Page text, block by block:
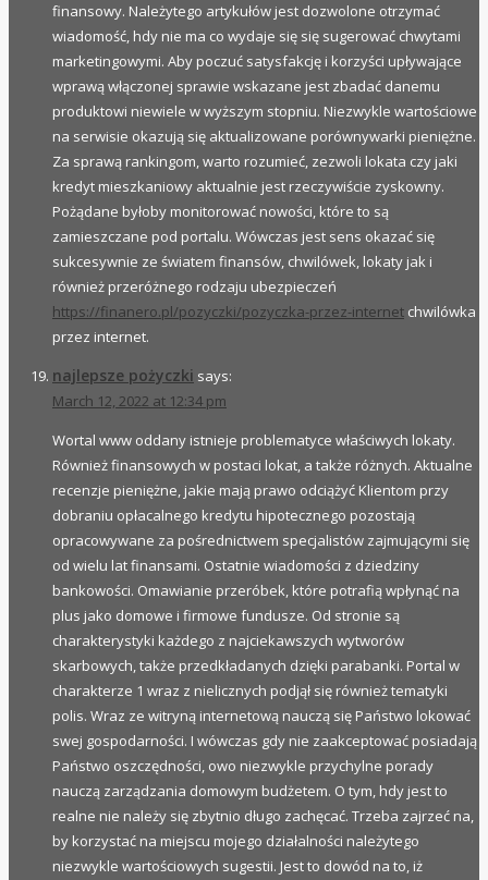
finansowy. Należytego artykułów jest dozwolone otrzymać
wiadomość, hdy nie ma co wydaje się się sugerować chwytami
marketingowymi. Aby poczuć satysfakcję i korzyści upływające
wprawą włączonej sprawie wskazane jest zbadać danemu
produktowi niewiele w wyższym stopniu. Niezwykle wartościowe
na serwisie okazują się aktualizowane porównywarki pieniężne.
Za sprawą rankingom, warto rozumieć, zezwoli lokata czy jaki
kredyt mieszkaniowy aktualnie jest rzeczywiście zyskowny.
Pożądane byłoby monitorować nowości, które to są
zamieszczane pod portalu. Wówczas jest sens okazać się
sukcesywnie ze światem finansów, chwilówek, lokaty jak i
również przeróżnego rodzaju ubezpieczeń
https://finanero.pl/pozyczki/pozyczka-przez-internet chwilówka
przez internet.
najlepsze pożyczki says:
March 12, 2022 at 12:34 pm
Wortal www oddany istnieje problematyce właściwych lokaty.
Również finansowych w postaci lokat, a także różnych. Aktualne
recenzje pieniężne, jakie mają prawo odciążyć Klientom przy
dobraniu opłacalnego kredytu hipotecznego pozostają
opracowywane za pośrednictwem specjalistów zajmującymi się
od wielu lat finansami. Ostatnie wiadomości z dziedziny
bankowości. Omawianie przeróbek, które potrafią wpłynąć na
plus jako domowe i firmowe fundusze. Od stronie są
charakterystyki każdego z najciekawszych wytworów
skarbowych, także przedkładanych dzięki parabanki. Portal w
charakterze 1 wraz z nielicznych podjął się również tematyki
polis. Wraz ze witryną internetową nauczą się Państwo lokować
swej gospodarności. I wówczas gdy nie zaakceptować posiadają
Państwo oszczędności, owo niezwykle przychylne porady
nauczą zarządzania domowym budżetem. O tym, hdy jest to
realne nie należy się zbytnio długo zachęcać. Trzeba zajrzeć na,
by korzystać na miejscu mojego działalności należytego
niezwykle wartościowych sugestii. Jest to dowód na to, iż